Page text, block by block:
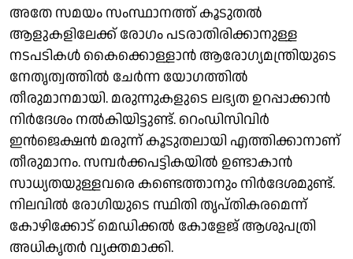
അതേ സമയം സംസ്ഥാനത്ത് കൂടുതൽ
ആളുകളിലേക്ക് രോഗം പടരാതിരിക്കാനുള്ള
നടപടികൾ കൈക്കൊള്ളാൻ ആരോഗ്യമന്ത്രിയുടെ
നേതൃത്വത്തിൽ ചേർന്ന യോഗത്തിൽ
തീരുമാനമായി. മരുന്നുകളുടെ ലഭ്യത ഉറപ്പാക്കാൻ
നിർദേശം നൽകിയിട്ടുണ്ട്. റെംഡിസിവിർ
ഇൻജെക്ഷൻ മരുന്ന് കൂടുതലായി എത്തിക്കാനാണ്
തീരുമാനം. സമ്പർക്കപട്ടികയിൽ ഉണ്ടാകാൻ
സാധ്യതയുള്ളവരെ കണ്ടെത്താനും നിർദേശമുണ്ട്.
നിലവിൽ രോഗിയുടെ സ്ഥിതി തൃപ്തികരമെന്ന്
കോഴിക്കോട് മെഡിക്കൽ കോളേജ് ആശുപത്രി
അധികൃതർ വ്യക്തമാക്കി.